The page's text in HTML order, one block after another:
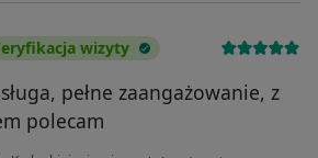
wizyty
pełne zaangażowanie, z
polecam